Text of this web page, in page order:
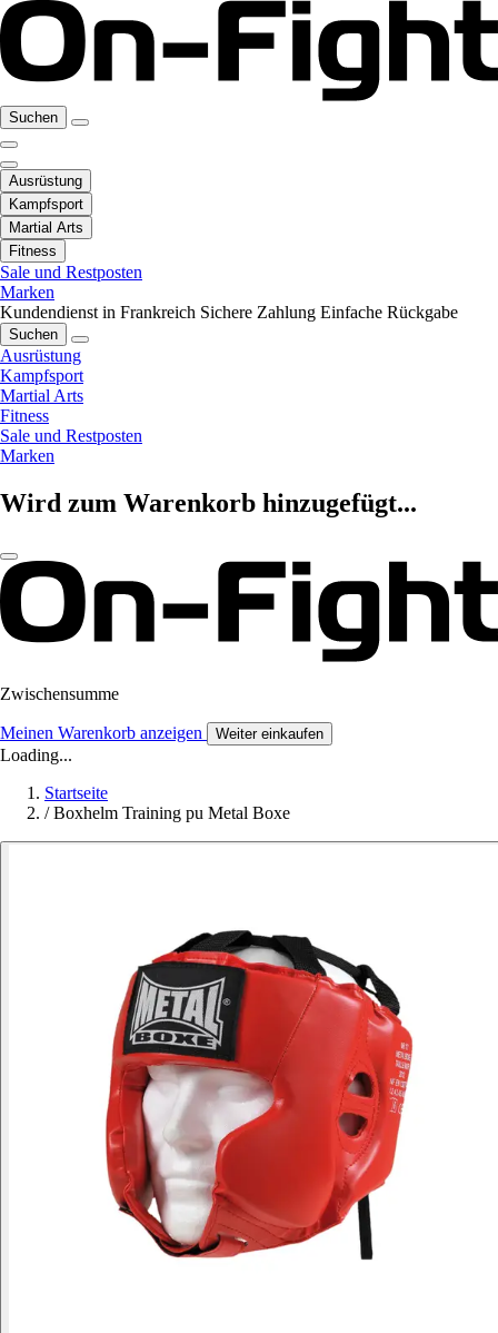
Suchen
Ausrüstung
Kampfsport
Martial Arts
Fitness
Sale und Restposten
Marken
Kundendienst in Frankreich Sichere Zahlung Einfache Rückgabe
Suchen
Ausrüstung
Kampfsport
Martial Arts
Fitness
Sale und Restposten
Marken
Wird zum Warenkorb hinzugefügt...
Zwischensumme
Meinen Warenkorb anzeigen Weiter einkaufen
Loading...
Startseite
/ Boxhelm Training pu Metal Boxe